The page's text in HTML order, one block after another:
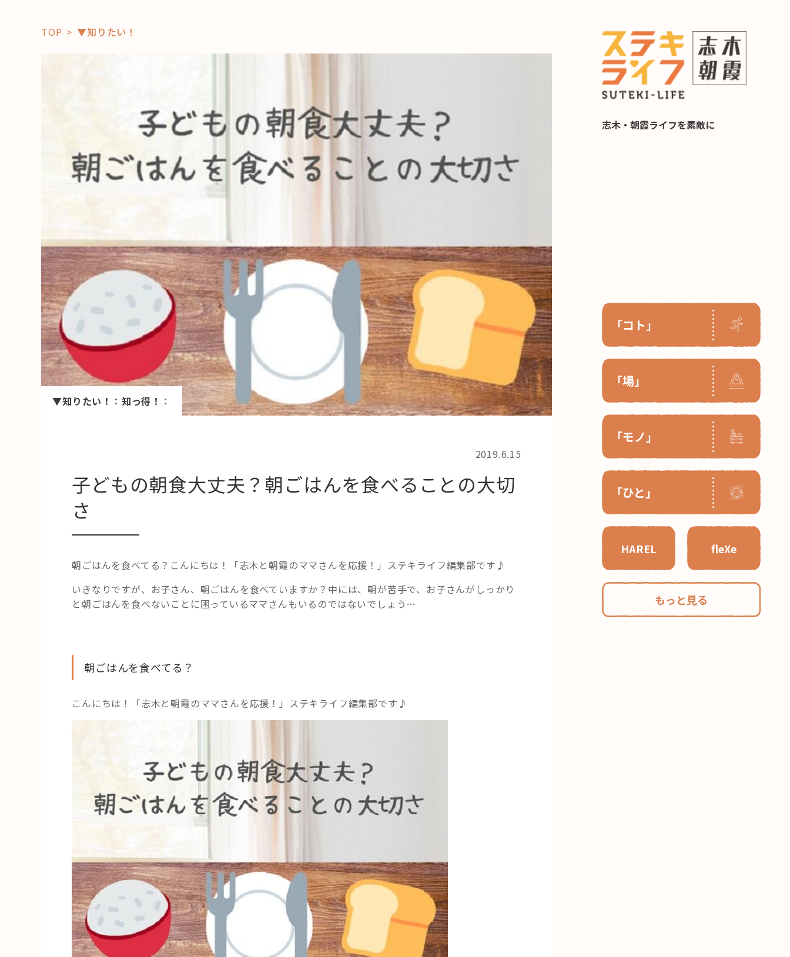
志木・朝霞ライフを素敵に
「コト」
「場」
「モノ」
「ひと」
HAREL fleXe
もっと見る
「コト」
おすすめ
スポット
学び・教育
HAREL
HAREL
活用事例
「モノ」
fleXe リノベ事例
「ひと」
記事検索
TOP ▼知りたい！
▼知りたい！ ： 知っ得！ ：
2019.6.15
子どもの朝食大丈夫？朝ごはんを食べることの大切
さ
朝ごはんを食べてる？こんにちは！「志木と朝霞のママさんを応援！」ステキライフ編集部です♪
いきなりですが、お子さん、朝ごはんを食べていますか？中には、朝が苦手で、お子さんがしっかり
と朝ごはんを食べないことに困っているママさんもいるのではないでしょう…
朝ごはんを食べてる？
こんにちは！「志木と朝霞のママさんを応援！」ステキライフ編集部です♪